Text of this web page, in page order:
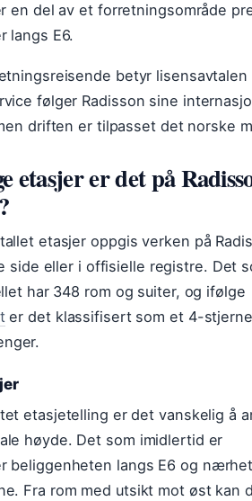
en del av et forretningsområde
langs E6.
betyr lisensavtalen
følger Radisson sine
driften er tilpasset det norske
etasjer er det på
etasjer oppgis verken på
side eller i offisielle registre. Det
har 348 rom og suiter, og ifølge
er det klassifisert som et 4-
etasjetelling er det vanskelig å
høyde. Det som imidlertid er
beliggenheten langs E6 og
Fra rom med utsikt mot øst kan